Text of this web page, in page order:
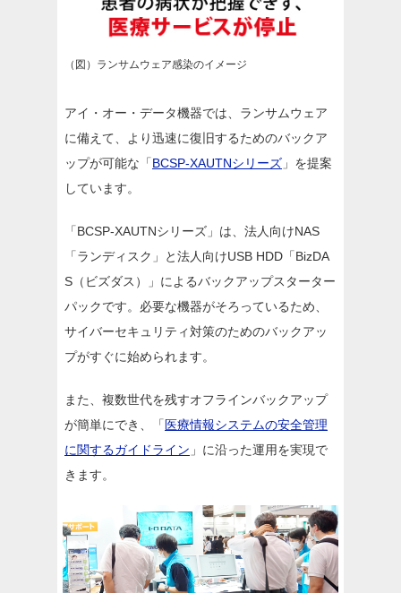
（図）ランサムウェア感染のイメージ
アイ・オー・データ機器では、ランサムウェア
に備えて、より迅速に復旧するためのバックア
ップが可能な「BCSP-XAUTNシリーズ 」を提案
しています。
「BCSP-XAUTNシリーズ」は、法人向けNAS
「ランディスク」と法人向けUSB HDD「BizDA
S（ビズダス）」によるバックアップスターター
パックです。必要な機器がそろっているため、
サイバーセキュリティ対策のためのバックアッ
プがすぐに始められます。
また、複数世代を残すオフラインバックアップ
が簡単にでき、「 医療情報システムの安全管理
に関するガイドライン 」に沿った運用を実現で
きます。